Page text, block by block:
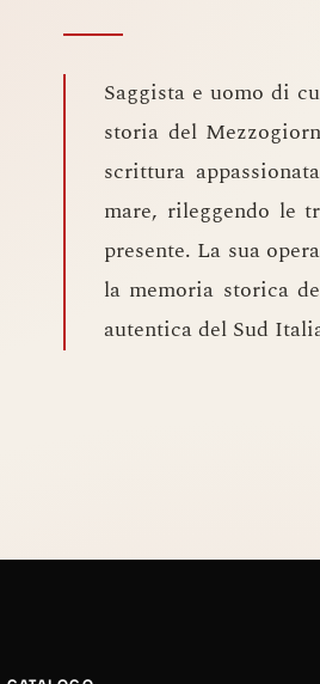
Saggista e uomo di
storia del
scrittura
mare, rileggendo le
presente. La sua
la memoria storica
autentica del Sud